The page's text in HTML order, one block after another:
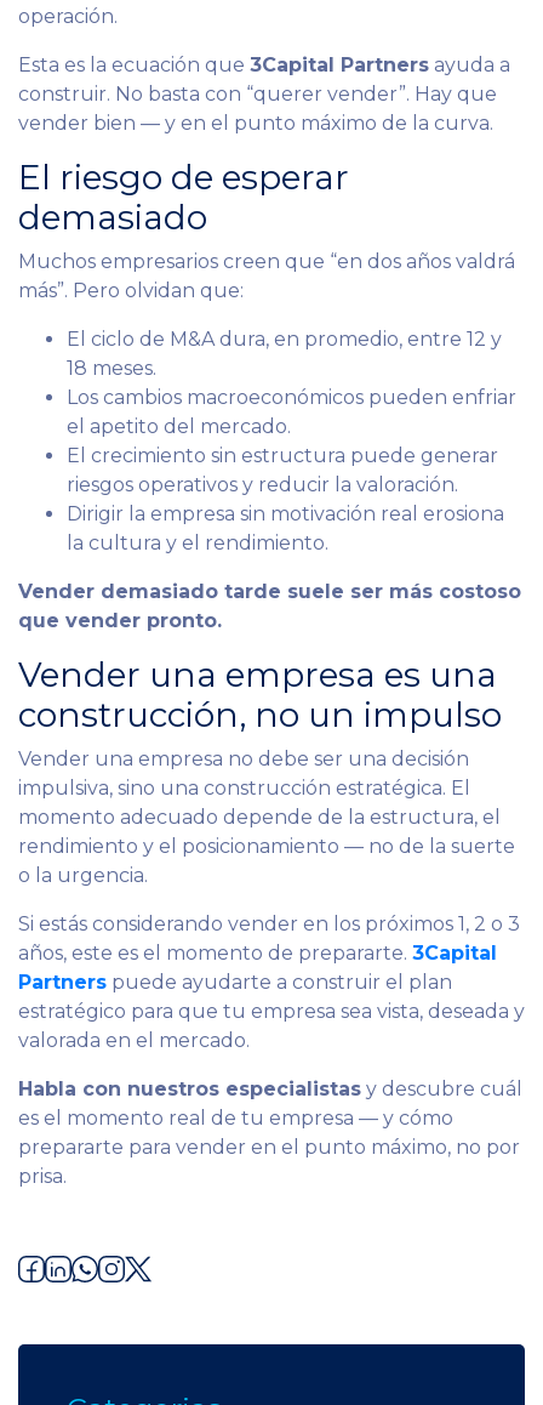
operación.
Esta es la ecuación que 3Capital Partners ayuda a
construir. No basta con “querer vender”. Hay que
vender bien — y en el punto máximo de la curva.
El riesgo de esperar
demasiado
Muchos empresarios creen que “en dos años valdrá
más”. Pero olvidan que:
El ciclo de M&A dura, en promedio, entre 12 y
18 meses.
Los cambios macroeconómicos pueden enfriar
el apetito del mercado.
El crecimiento sin estructura puede generar
riesgos operativos y reducir la valoración.
Dirigir la empresa sin motivación real erosiona
la cultura y el rendimiento.
Vender demasiado tarde suele ser más costoso
que vender pronto.
Vender una empresa es una
construcción, no un impulso
Vender una empresa no debe ser una decisión
impulsiva, sino una construcción estratégica. El
momento adecuado depende de la estructura, el
rendimiento y el posicionamiento — no de la suerte
o la urgencia.
Si estás considerando vender en los próximos 1, 2 o 3
años, este es el momento de prepararte. 3Capital
Partners puede ayudarte a construir el plan
estratégico para que tu empresa sea vista, deseada y
valorada en el mercado.
Habla con nuestros especialistas y descubre cuál
es el momento real de tu empresa — y cómo
prepararte para vender en el punto máximo, no por
prisa.